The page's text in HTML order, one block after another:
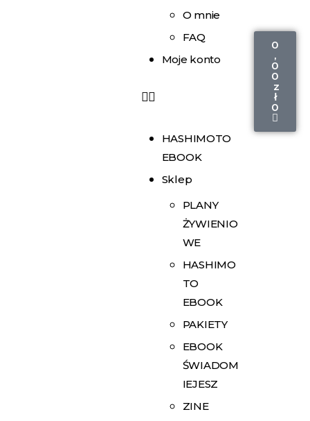
O mnie
FAQ
Moje konto
HASHIMOTO
EBOOK
Sklep
PLANY
ŻYWIENIO
WE
HASHIMO
TO
EBOOK
PAKIETY
EBOOK
ŚWIADOM
IEJESZ
ZINE
0
,
0
0
z
ł
0